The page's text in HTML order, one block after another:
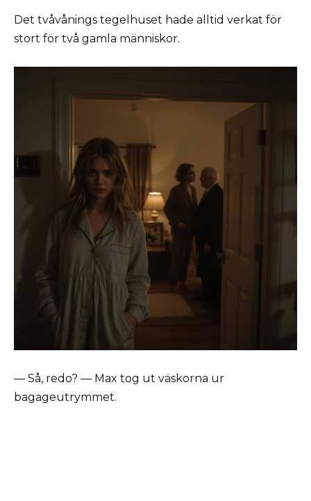
Det tvåvånings tegelhuset hade alltid verkat för
stort för två gamla människor.
— Så, redo? — Max tog ut väskorna ur
bagageutrymmet.